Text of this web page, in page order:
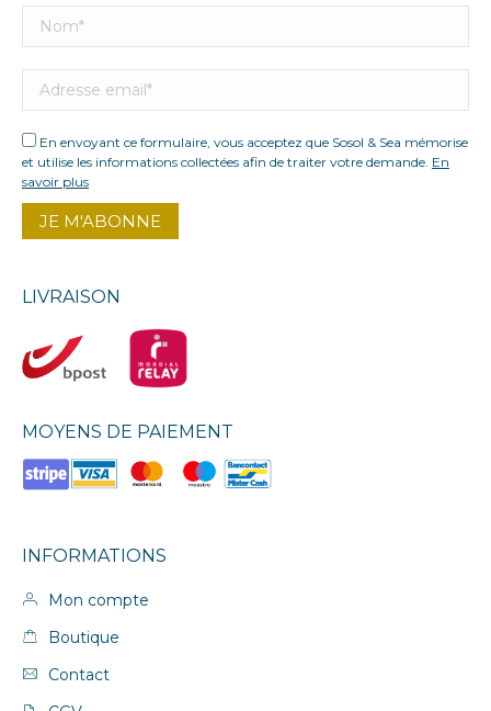
En envoyant ce formulaire, vous acceptez que Sosol & Sea mémorise
et utilise les informations collectées afin de traiter votre demande. En
savoir plus
LIVRAISON
MOYENS DE PAIEMENT
INFORMATIONS
Mon compte
Boutique
Contact